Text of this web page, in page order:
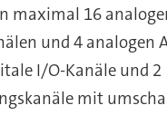
maximal 16
und 4 analogen
I/O-Kanäle und 2
mit